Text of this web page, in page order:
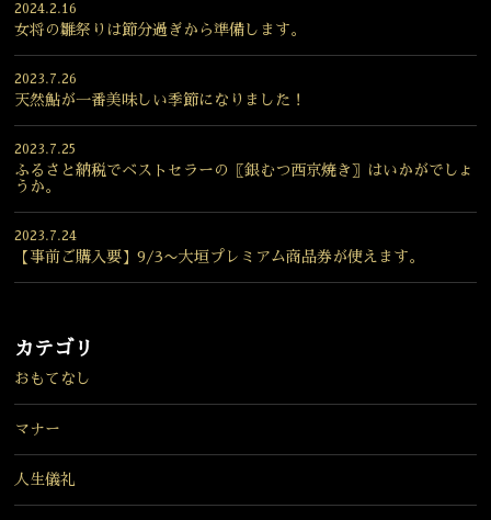
2024.2.16
女将の雛祭りは節分過ぎから準備します。
2023.7.26
天然鮎が一番美味しい季節になりました！
2023.7.25
ふるさと納税でベストセラーの〖銀むつ西京焼き〗はいかがでしょ
うか。
2023.7.24
【事前ご購入要】9/3〜大垣プレミアム商品券が使えます。
カテゴリ
おもてなし
マナー
人生儀礼